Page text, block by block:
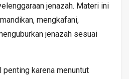
jenazah. Materi ini
mengkafani,
jenazah sesuai
penting karena menuntut